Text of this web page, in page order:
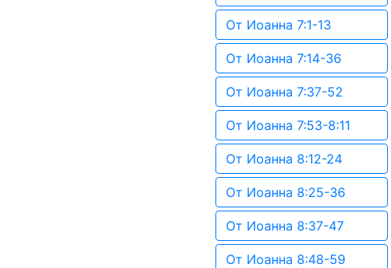
От Иоанна 7:1-13
От Иоанна 7:14-36
От Иоанна 7:37-52
От Иоанна 7:53-8:11
От Иоанна 8:12-24
От Иоанна 8:25-36
От Иоанна 8:37-47
От Иоанна 8:48-59